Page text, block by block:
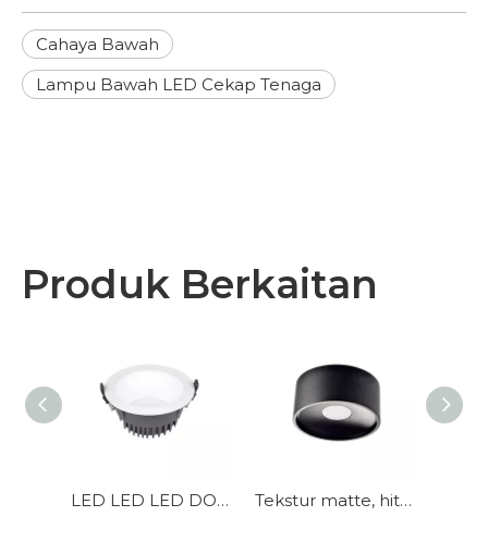
Cahaya Bawah
Lampu Bawah LED Cekap Tenaga
Produk Berkaitan
LED LED LED DOWNOR UNTUK EXHIBITION HALL Tekstur matte, hitam ringkas, keselesaan ringan Cahaya permukaan dipasang ke bawah